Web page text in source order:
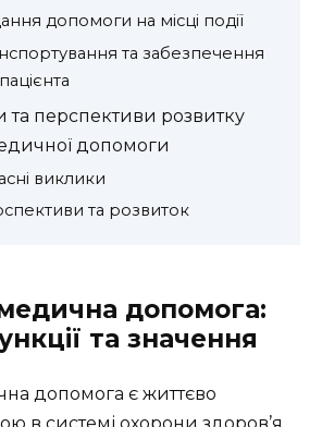
допомоги на місці події
та забезпечення
та перспективи розвитку
допомоги
виклики
та розвиток
допомога:
та значення
допомога є життєво